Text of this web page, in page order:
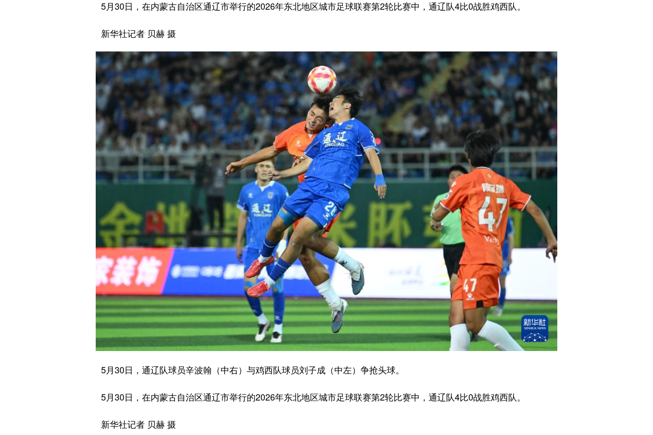
5月30日，在内蒙古自治区通辽市举行的2026年东北地区城市足球联赛第2轮比赛中，通辽队4比0战胜鸡西队。
新华社记者 贝赫 摄
5月30日，通辽队球员辛波翰（中右）与鸡西队球员刘子成（中左）争抢头球。
5月30日，在内蒙古自治区通辽市举行的2026年东北地区城市足球联赛第2轮比赛中，通辽队4比0战胜鸡西队。
新华社记者 贝赫 摄